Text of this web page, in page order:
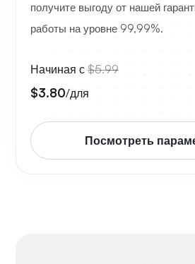
получите выгоду от нашей
работы на уровне 99,99%.
Начиная с $5.99
$3.80/для
Посмотреть